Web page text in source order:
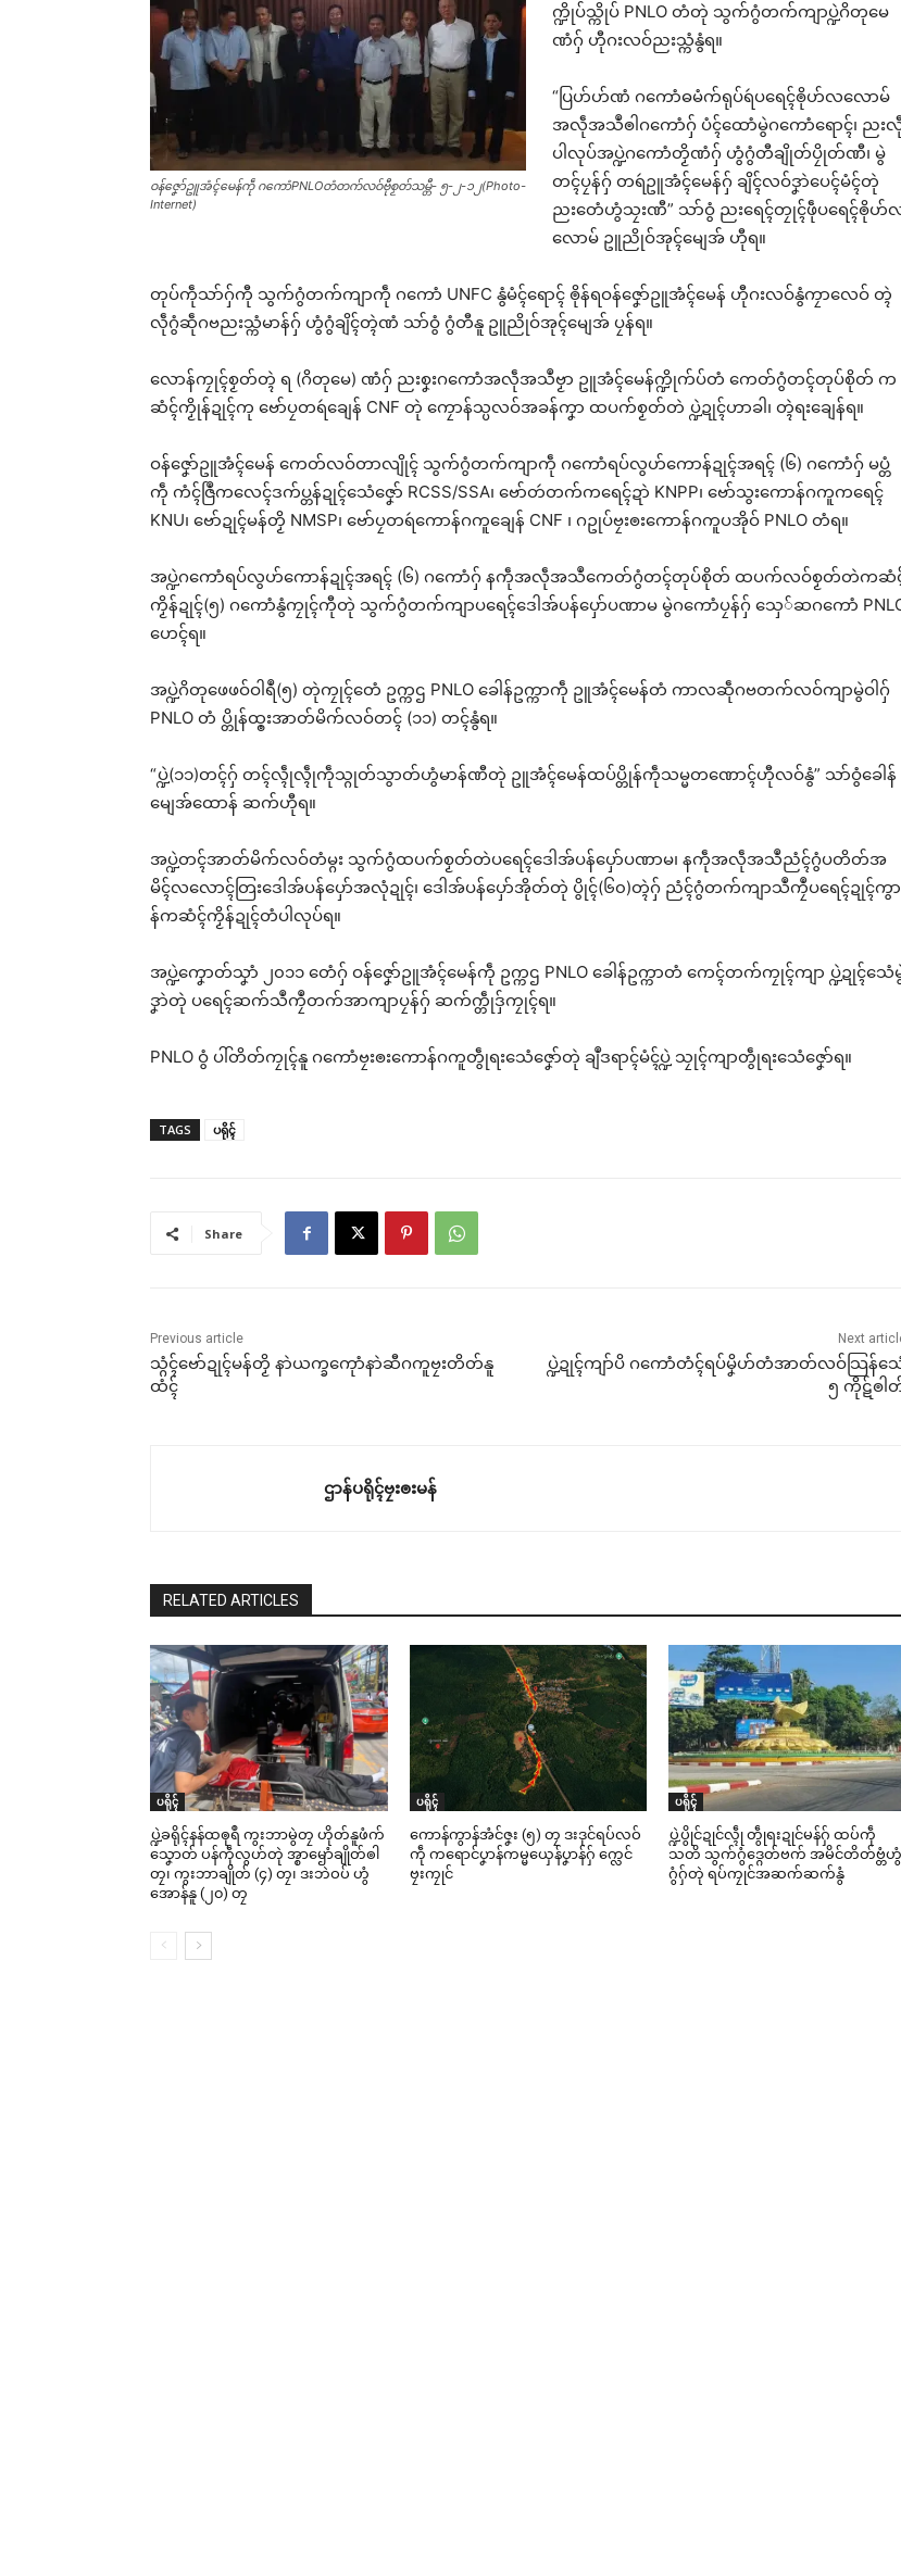
ဌာန်ပရိုၚ်ဗၠးၜးမန်
ပရိုၚ်လက္ကရဴအိုတ်
ညးဒါန်လိက်
ကေတ်အဆက်
© ဌာန်ပရိုၚ်ဗၠးၜးမန်
Related
ဗီုလဵုပံက်အာ ပွံက်အဓိပ္ပဲါၜို
May 18, 2026
In "လိက်ပရေၚ်"
ရိုဟ်သြန် (၅၀၀) ကိုဋ်ဂး
တုဲ ဂကောံလ္ၚဵု ဒေံါဇူယာ
In "ပရိုၚ်"
မုညးတ
င်ကျာ်ပိ
July 7,
ဝန်ဇၞော်ဥူအံၚ်မေန်ကဵု ဂကောံPNLOတံတက်လဝ်ဗီုစၟတ်သမ္တီ- ၅-၂-၁၂(Photo-
Internet)
က္ဍိုပ်သ္ကိုပ် PNLO တံတုဲ သွက်ဂွံတက်ကျာပ္ဍဲဂိတုမေ
ဏံဂှ် ဟီုဂးလဝ်ညးသ္ကံနွံရ။
“ပြဟ်ဟ်ဏံ ဂကောံဓမံက်ရုပ်ရဴပရေၚ်ၜိုဟ်လလောမ်
အလဵုအသဳၜါဂကောံဂှ် ပံၚ်ထောံမွဲဂကောံရောၚ်၊ ညး
ပါလုပ်အပ္ဍဲဂကောံတၟိဏံဂှ် ဟွံဂွံတီချိုတ်ပၠိုတ်ဏီ၊ မွဲ
တၚ်ပၠန်ဂှ် တရဴဥူအံၚ်မေန်ဂှ် ချိၚ်လဝ်ဒၞာဲပေၚ်မံၚ်တုဲ
ညးတေံဟွံသၠးဏီ” သာ်ဝွံ ညးရေၚ်တၠုၚ်ဖဵုပရေၚ်ၜိုဟ်
လောမ် ဥူညိုဝ်အုၚ်မျေအ် ဟီုရ။
တုပ်ကဵုသာ်ဂှ်ကီု သွက်ဂွံတက်ကျာကဵု ဂကောံ UNFC နွံမံၚ်ရောၚ် ၜိုန်ရဝန်ဇၞော်ဥူအံၚ်မေန် ဟီုဂးလဝ်နွံကၠာလေဝ် တ္ၚဲ
လဵုဂွံဆဵုဂဗညးသ္ကံမာန်ဂှ် ဟွံဂွံချိၚ်တ္ၚဲဏံ သာ်ဝွံ ဂွံတီနူ ဥူညိုဝ်အုၚ်မျေအ် ပၠန်ရ။
လောန်ကၠုၚ်စၟတ်တ္ၚဲ ရ (ဂိတုမေ) ဏံဂှ် ညးစၞးဂကောံအလဵုအသဳဗၟာ ဥူအံၚ်မေန်က္ဍိုက်ပ်တံ ကေတ်ဂွံတၚ်တုပ်စိုတ် က
ဆံၚ်ကၟိုန်ဍုၚ်ကု ဗော်ပၠတရဴချေန် CNF တုဲ ကၠောန်သ္ပလဝ်အခန်ကၞာ ထပက်စၟတ်တဲ ပ္ဍဲဍုၚ်ဟာခါ၊ တ္ၚဲရးချေန်ရ။
ဝန်ဇၞော်ဥူအံၚ်မေန် ကေတ်လဝ်တာလျိုၚ် သွက်ဂွံတက်ကျာကဵု ဂကောံရပ်လွဟ်ကောန်ဍုၚ်အရၚ် (၆) ဂကောံဂှ် မပ္တံ
ကဵု ကံၚ်ဇြဳကလေၚ်ဒက်ပ္တန်ဍုၚ်သေံဇၞော် RCSS/SSA၊ ဗော်တဴတက်ကရေၚ်ဍာဲ KNPP၊ ဗော်သွးကောန်ဂကူကရေၚ်
KNU၊ ဗော်ဍုၚ်မန်တၟိ NMSP၊ ဗော်ပၠတရဴကောန်ဂကူချေန် CNF ၊ ဂဥုပ်ဗၠးၜးကောန်ဂကူပအိုဝ် PNLO တံရ။
အပ္ဍဲဂကောံရပ်လွဟ်ကောန်ဍုၚ်အရၚ် (၆) ဂကောံဂှ် နကဵုအလဵုအသဳကေတ်ဂွံတၚ်တုပ်စိုတ် ထပက်လဝ်စၟတ်တဲကဆံ
ကၟိန်ဍုၚ်(၅) ဂကောံနွံကၠုၚ်ကီုတုဲ သွက်ဂွံတက်ကျာပရေၚ်ဒေါအ်ပန်ပှော်ပဏာမ မွဲဂကောံပၠန်ဂှ် သှေ်ဆဂကောံ
ဟေၚ်ရ။
အပ္ဍဲဂိတုဖေဖဝ်ဝါရဳ(၅) တုဲကၠုၚ်တေံ ဥက္ကဌ PNLO ခေါန်ဥက္ကာကဵု ဥူအံၚ်မေန်တံ ကာလဆဵုဂဗတက်လဝ်ကျာမွဲဝါဂှ်
PNLO တံ ပ္တိုန်ထ္ၜးအာတ်မိက်လဝ်တၚ် (၁၁) တၚ်နွံရ။
“ပ္ဍဲ(၁၁)တၚ်ဂှ် တၚ်လ္ၚဵုလ္ၚဵုကဵုသ္ဂုတ်သွာတ်ဟွံမာန်ဏီတုဲ ဥူအံၚ်မေန်ထပ်ပ္တိုန်ကဵုသမ္မတဏောၚ်ဟီုလဝ်နွံ” သာ်ဝွံခေါန်
မျေအ်ထောန် ဆက်ဟီုရ။
အပ္ဍဲတၚ်အာတ်မိက်လဝ်တံမ္ဂး သွက်ဂွံထပက်စၟတ်တဲပရေၚ်ဒေါအ်ပန်ပှော်ပဏာမ၊ နကဵုအလဵုအသဳညံၚ်ဂွံပတိတ်အ
မိၚ်လလောၚ်တြးဒေါအ်ပန်ပှော်အလုံဍုၚ်၊ ဒေါအ်ပန်ပှော်အိုတ်တုဲ ပွိုၚ်(၆၀)တ္ၚဲဂှ် ညံၚ်ဂွံတက်ကျာသဳကၠဳပရေၚ်ဍုၚ်ကွာ
န်ကဆံၚ်ကၟိန်ဍုၚ်တံပါလုပ်ရ။
အပ္ဍဲကၞောတ်သၞာံ ၂၀၁၁ တေံဂှ် ဝန်ဇၞော်ဥူအံၚ်မေန်ကဵု ဥက္ကဌ PNLO ခေါန်ဥက္ကာတံ ကေၚ်တက်ကၠုၚ်ကျာ ပ္ဍဲဍုၚ်သေံ
ဒၞာဲတုဲ ပရေၚ်ဆက်သဳကၠဳတက်အာကျာပၠန်ဂှ် ဆက်က္တဵုဒှ်ကၠုၚ်ရ။
PNLO ဝွံ ပါ်တိတ်ကၠုၚ်နူ ဂကောံဗၠးၜးကောန်ဂကူတွဵုရးသေံဇၞော်တုဲ ချဳဒရာၚ်မံၚ်ပ္ဍဲ သၠုၚ်ကျာတွဵုရးသေံဇၞော်ရ။
TAGS ပရိုၚ်
Share
Previous article
သ္ဂံၚ်ဗော်ဍုၚ်မန်တၟိ နာဲယက္ခကေုာံနာဲဆီဂကူဗၠးတိတ်နူ
ထံၚ်
Next
ပ္ဍဲဍုၚ်ကျာ်ပိ ဂကောံတံၚ်ရပ်မၞိဟ်တံအာတ်လဝ်သြန်သ
၅ ကိုဋ်ၜါ
ဌာန်ပရိုၚ်ဗၠးၜးမန်
RELATED ARTICLES
ပရိုၚ်
ပ္ဍဲခရိုၚ်နန်ထၜုရဳ ကွးဘာမွဲတၠ ဟိုတ်နူဖံက်
သၞောတ် ပန်ကဵုလွဟ်တုဲ အ္စာၝောံချိုတ်ၜါ
တၠ၊ ကွးဘာချိုတ် (၄) တၠ၊ ဒးဘဲဝပ် ဟွံ
အောန်နူ (၂၀) တၠ
ပရိုၚ်
ကောန်ကွာန်အံင်ဇၞး (၅) တၠ ဒးဒုင်ရပ်လဝ်
ကဵု ကရောင်ပၞာန်ကမ္မယှေန်ပၞာန်ဂှ် က္လေင်
ဗၠးကၠုင်
ပရိုၚ်
ပ္ဍဲပွိုင်ဍုင်လ္ၚဵု တွဵုရးဍုင်မန်ဂှ် ထပ်ကဵု
သတိ သွက်ဂွံဒ္ဂေတ်ဗက် အမိင်တိတ်ဗ္တံဟွံ
ဂွံဂှ်တုဲ ရပ်ကၠုင်အဆက်ဆက်နွံ